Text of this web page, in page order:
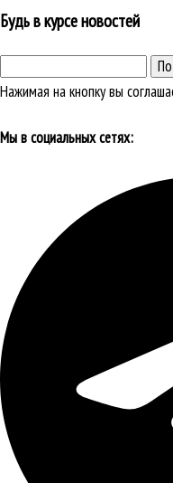
Будь в курсе новостей
Нажимая на кнопку вы
Мы в социальных сетях: